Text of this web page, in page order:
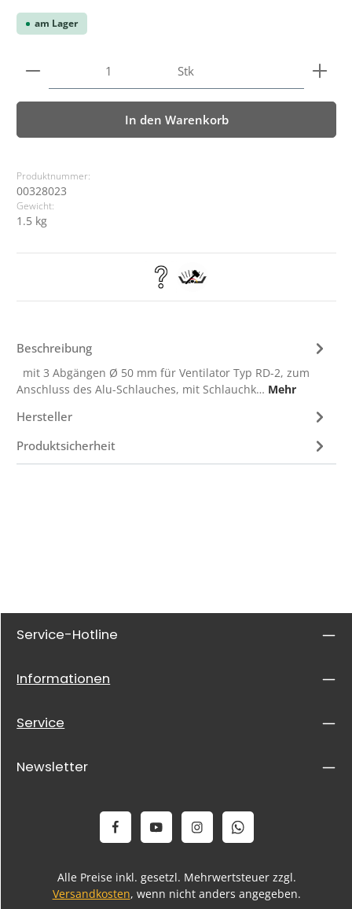
am Lager
Produkt Anzahl: Gib den gewünschten Wert ein
Stk
In den Warenkorb
Produktnummer:
00328023
Gewicht:
1.5 kg
Beschreibung
mit 3 Abgängen Ø 50 mm für Ventilator Typ RD-2, zum
Anschluss des Alu-Schlauches, mit Schlauchk… Mehr
Hersteller
Produktsicherheit
Service-Hotline
Informationen
Service
Newsletter
Alle Preise inkl. gesetzl. Mehrwertsteuer zzgl.
Versandkosten, wenn nicht anders angegeben.